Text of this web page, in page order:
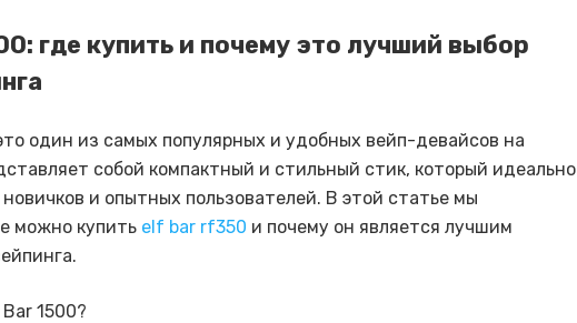
где купить и почему это лучший выбор
один из самых популярных и удобных вейп-девайсов на
собой компактный и стильный стик, который идеально
и опытных пользователей. В этой статье мы
можно купить elf bar rf350 и почему он является лучшим
1500?